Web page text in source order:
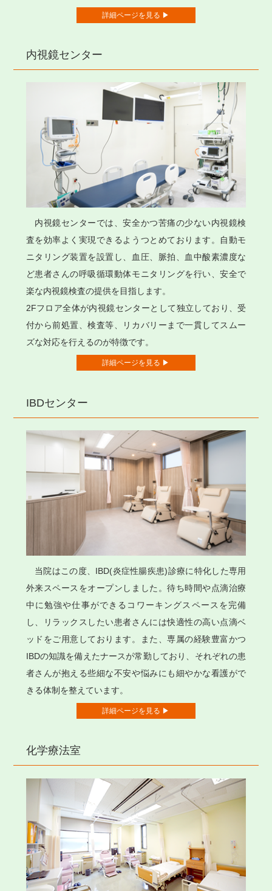
詳細ページを見る ▶
内視鏡センター
内視鏡センターでは、安全かつ苦痛の少ない内視鏡検
査を効率よく実現できるようつとめております。自動モ
ニタリング装置を設置し、血圧、脈拍、血中酸素濃度な
ど患者さんの呼吸循環動体モニタリングを行い、安全で
楽な内視鏡検査の提供を目指します。
2Fフロア全体が内視鏡センターとして独立しており、受
付から前処置、検査等、リカバリーまで一貫してスムー
ズな対応を行えるのが特徴です。
詳細ページを見る ▶
IBDセンター
当院はこの度、IBD(炎症性腸疾患)診療に特化した専用
外来スペースをオープンしました。待ち時間や点滴治療
中に勉強や仕事ができるコワーキングスペースを完備
し、リラックスしたい患者さんには快適性の高い点滴ベ
ッドをご用意しております。また、専属の経験豊富かつ
IBDの知識を備えたナースが常勤しており、それぞれの患
者さんが抱える些細な不安や悩みにも細やかな看護がで
きる体制を整えています。
詳細ページを見る ▶
化学療法室